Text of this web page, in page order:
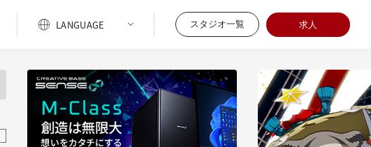
スタジオ一覧 求人